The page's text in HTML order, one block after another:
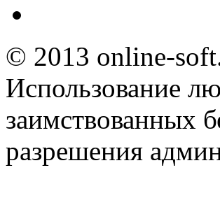
© 2013 online-
Использование
заимствованных
разрешения